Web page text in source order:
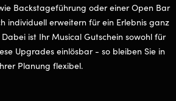
Backstageführung oder einer Open Bar
individuell erweitern für ein Erlebnis ganz
ist Ihr Musical Gutschein sowohl für
Upgrades einlösbar - so bleiben Sie in
Planung flexibel.